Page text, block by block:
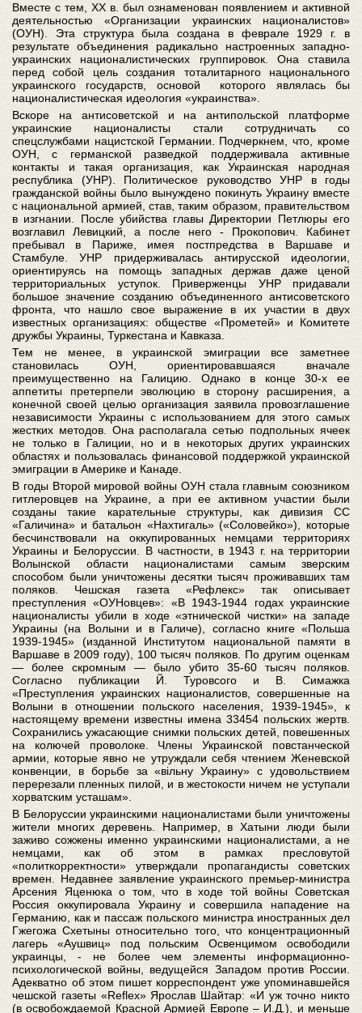
Вместе с тем, ХХ в. был ознаменован появлением и активной
деятельностью «Организации украинских националистов»
(ОУН). Эта структура была создана в феврале 1929 г. в
результате объединения радикально настроенных западно-
украинских националистических группировок. Она ставила
перед собой цель создания тоталитарного национального
украинского государств, основой которого являлась бы
националистическая идеология «украинства».
Вскоре на антисоветской и на антипольской платформе
украинские националисты стали сотрудничать со
спецслужбами нацистской Германии. Подчеркнем, что, кроме
ОУН, с германской разведкой поддерживала активные
контакты и такая организация, как Украинская народная
республика (УНР). Политическое руководство УНР в годы
гражданской войны было вынуждено покинуть Украину вместе
с национальной армией, став, таким образом, правительством
в изгнании. После убийства главы Директории Петлюры его
возглавил Левицкий, а после него - Прокопович. Кабинет
пребывал в Париже, имея постпредства в Варшаве и
Стамбуле. УНР придерживалась антирусской идеологии,
ориентируясь на помощь западных держав даже ценой
территориальных уступок. Приверженцы УНР придавали
большое значение созданию объединенного антисоветского
фронта, что нашло свое выражение в их участии в двух
известных организациях: обществе «Прометей» и Комитете
дружбы Украины, Туркестана и Кавказа.
Тем не менее, в украинской эмиграции все заметнее
становилась ОУН, ориентировавшаяся вначале
преимущественно на Галицию. Однако в конце 30-х ее
аппетиты претерпели эволюцию в сторону расширения, а
конечной своей целью организация заявила провозглашение
независимости Украины с использованием для этого самых
жестких методов. Она располагала сетью подпольных ячеек
не только в Галиции, но и в некоторых других украинских
областях и пользовалась финансовой поддержкой украинской
эмиграции в Америке и Канаде.
В годы Второй мировой войны ОУН стала главным союзником
гитлеровцев на Украине, а при ее активном участии были
созданы такие карательные структуры, как дивизия СС
«Галичина» и батальон «Нахтигаль» («Соловейко»), которые
бесчинствовали на оккупированных немцами территориях
Украины и Белоруссии. В частности, в 1943 г. на территории
Волынской области националистами самым зверским
способом были уничтожены десятки тысяч проживавших там
поляков. Чешская газета «Рефлекс» так описывает
преступления «ОУНовцев»: «В 1943-1944 годах украинские
националисты убили в ходе «этнической чистки» на западе
Украины (на Волыни и в Галиче), согласно книге «Польша
1939-1945» (изданной Институтом национальной памяти в
Варшаве в 2009 году), 100 тысяч поляков. По другим оценкам
— более скромным — было убито 35-60 тысяч поляков.
Согласно публикации Й. Туровсого и В. Симажка
«Преступления украинских националистов, совершенные на
Волыни в отношении польского населения, 1939-1945», к
настоящему времени известны имена 33454 польских жертв.
Сохранились ужасающие снимки польских детей, повешенных
на колючей проволоке. Члены Украинской повстанческой
армии, которые явно не утруждали себя чтением Женевской
конвенции, в борьбе за «вiльну Украину» с удовольствием
перерезали пленных пилой, и в жестокости ничем не уступали
хорватским усташам».
В Белоруссии украинскими националистами были уничтожены
жители многих деревень. Например, в Хатыни люди были
заживо сожжены именно украинскими националистами, а не
немцами, как об этом в рамках пресловутой
«политкорректности» утверждали пропагандисты советских
времен. Недавнее заявление украинского премьер-министра
Арсения Яценюка о том, что в ходе той войны Советская
Россия оккупировала Украину и совершила нападение на
Германию, как и пассаж польского министра иностранных дел
Гжегожа Схетыны относительно того, что концентрационный
лагерь «Аушвиц» под польским Освенцимом освободили
украинцы, - не более чем элементы информационно-
психологической войны, ведущейся Западом против России.
Адекватно об этом пишет корреспондент уже упоминавшейся
чешской газеты «Reflex» Ярослав Шайтар: «И уж точно никто
(в освобождаемой Красной Армией Европе – И.Д.), и меньше